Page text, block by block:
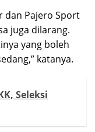
dan Pajero Sport
juga dilarang.
yang boleh
katanya.
Seleksi